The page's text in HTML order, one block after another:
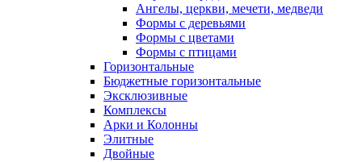
Ангелы, церкви, мечети, медведи
Формы с деревьями
Формы с цветами
Формы с птицами
Горизонтальные
Бюджетные горизонтальные
Эксклюзивные
Комплексы
Арки и Колонны
Элитные
Двойные